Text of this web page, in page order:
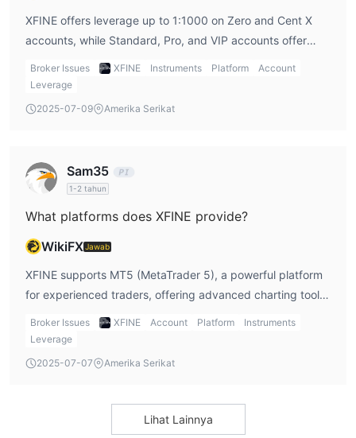
XFINE offers leverage up to 1:1000 on Zero and Cent X
accounts, while Standard, Pro, and VIP accounts offer
lower leverage. High leverage can offer greater returns
but also increases risk.
Broker Issues XFINE Instruments Platform
Account
Leverage
2025-07-09
Amerika Serikat
Sam35
1-2 tahun
What platforms does XFINE provide?
WikiFXJawab
XFINE supports MT5 (MetaTrader 5), a powerful platform
for experienced traders, offering advanced charting tools
and automated trading. It does not support MT4, which
may be a downside for some traders.
Broker Issues XFINE Account Platform
Instruments
Leverage
2025-07-07
Amerika Serikat
Lihat Lainnya